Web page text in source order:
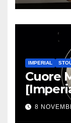
IMPERIAL
Cuore
8